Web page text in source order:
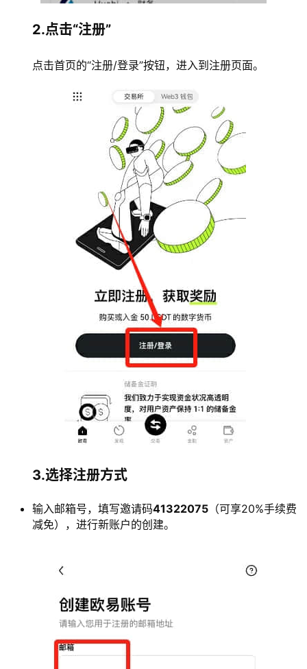
2.点击“注册”
点击首页的“注册/登录”按钮，进入到注册页面。
3.选择注册方式
输入邮箱号，填写邀请码41322075 （可享20%手续费
减免），进行新账户的创建。